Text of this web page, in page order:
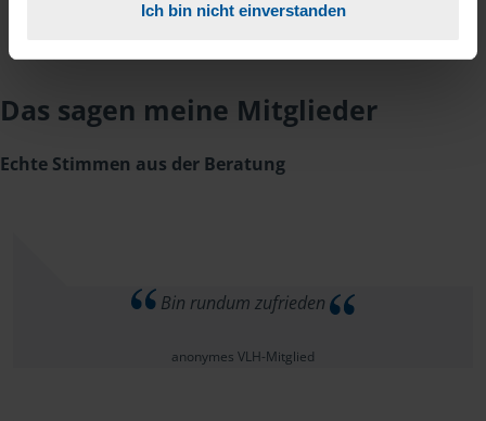
Ich bin nicht einverstanden
Das sagen meine Mitglieder
Echte Stimmen aus der Beratung
Bin rundum zufrieden
anonymes VLH-Mitglied